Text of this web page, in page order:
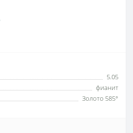
5.05
фианит
Золото 585°